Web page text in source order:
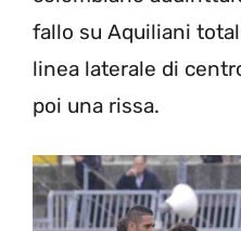
fallo su Aquiliani
linea laterale di
poi una rissa.